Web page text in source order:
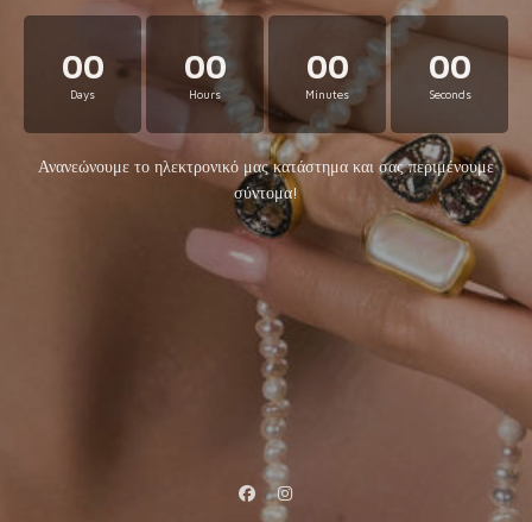
00
Days
00
Hours
00
Minutes
00
Seconds
Ανανεώνουμε το ηλεκτρονικό μας κατάστημα και σας περιμένουμε
σύντομα!